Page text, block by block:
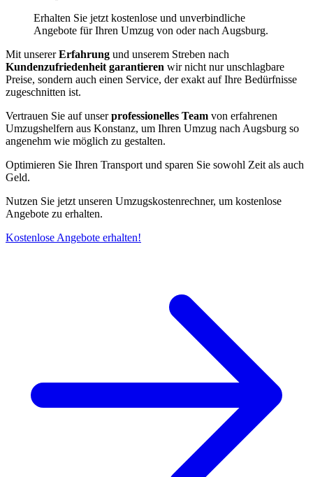
Erhalten Sie jetzt kostenlose und unverbindliche
Angebote für Ihren Umzug von oder nach Augsburg.
Mit unsererErfahrung und unserem Streben nach
Kundenzufriedenheit garantieren wir nicht nur unschlagbare
Preise, sondern auch einen Service, der exakt auf Ihre Bedürfnisse
zugeschnitten ist.
Vertrauen Sie auf unserprofessionelles Team von erfahrenen
Umzugshelfern aus Konstanz, um Ihren Umzug nach Augsburg so
angenehm wie möglich zu gestalten.
Optimieren Sie Ihren Transport und sparen Sie sowohl Zeit als auch
Geld.
Nutzen Sie jetzt unseren Umzugskostenrechner, um kostenlose
Angebote zu erhalten.
Kostenlose Angebote erhalten!